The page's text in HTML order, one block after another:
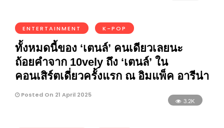
ENTERTAINMENT K-POP
ทั้งหมดนี้ของ ‘เตนล์’ คนเดียวเลยนะ
ถ้อยคำจาก 10vely ถึง ‘เตนล์’ ใน
คอนเสิร์ตเดี่ยวครั้งแรก ณ อิมแพ็ค อารีน่า
Posted On 21 April 2025
3.2K